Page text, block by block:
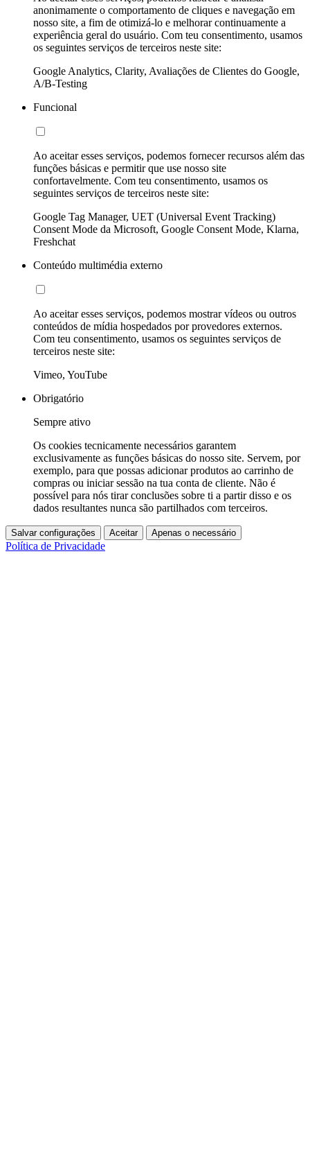
anonimamente o comportamento de cliques e navegação em
nosso site, a fim de otimizá-lo e melhorar continuamente a
experiência geral do usuário. Com teu consentimento, usamos
os seguintes serviços de terceiros neste site:
Google Analytics, Clarity, Avaliações de Clientes do Google,
A/B-Testing
Funcional
Ao aceitar esses serviços, podemos fornecer recursos além das
funções básicas e permitir que use nosso site
confortavelmente. Com teu consentimento, usamos os
seguintes serviços de terceiros neste site:
Google Tag Manager, UET (Universal Event Tracking)
Consent Mode da Microsoft, Google Consent Mode, Klarna,
Freshchat
Conteúdo multimédia externo
Ao aceitar esses serviços, podemos mostrar vídeos ou outros
conteúdos de mídia hospedados por provedores externos.
Com teu consentimento, usamos os seguintes serviços de
terceiros neste site:
Vimeo, YouTube
Obrigatório
Sempre ativo
Os cookies tecnicamente necessários garantem
exclusivamente as funções básicas do nosso site. Servem, por
exemplo, para que possas adicionar produtos ao carrinho de
compras ou iniciar sessão na tua conta de cliente. Não é
possível para nós tirar conclusões sobre ti a partir disso e os
dados resultantes nunca são partilhados com terceiros.
Salvar configurações Aceitar Apenas o necessário
Política de Privacidade